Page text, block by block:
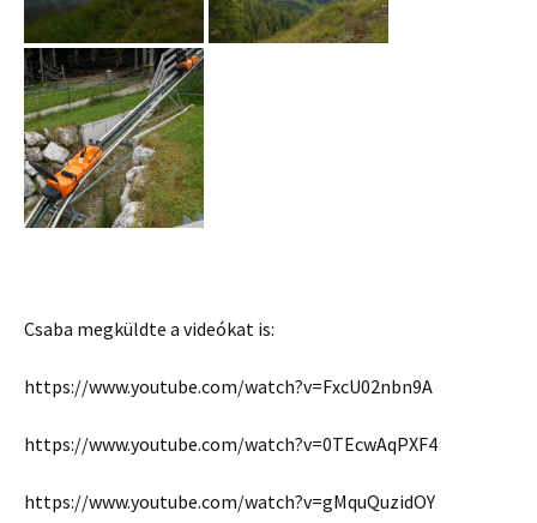
Csaba megküldte a videókat is:
https://www.youtube.com/watch?v=FxcU02nbn9A
https://www.youtube.com/watch?v=0TEcwAqPXF4
https://www.youtube.com/watch?v=gMquQuzidOY